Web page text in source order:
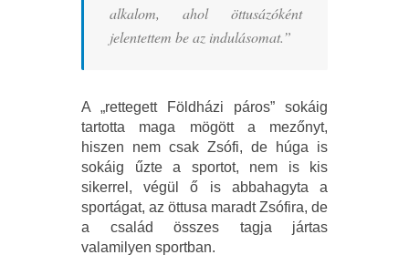
alkalom, ahol öttusázóként
jelentettem be az indulásomat.”
A „rettegett Földházi páros” sokáig
tartotta maga mögött a mezőnyt,
hiszen nem csak Zsófi, de húga is
sokáig űzte a sportot, nem is kis
sikerrel, végül ő is abbahagyta a
sportágat, az öttusa maradt Zsófira, de
a család összes tagja jártas
valamilyen sportban.